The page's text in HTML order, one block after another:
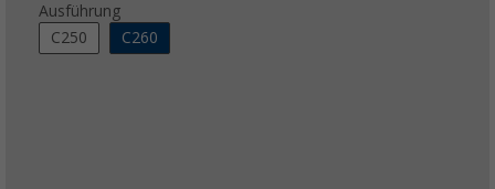
Ausführung
C250
C260